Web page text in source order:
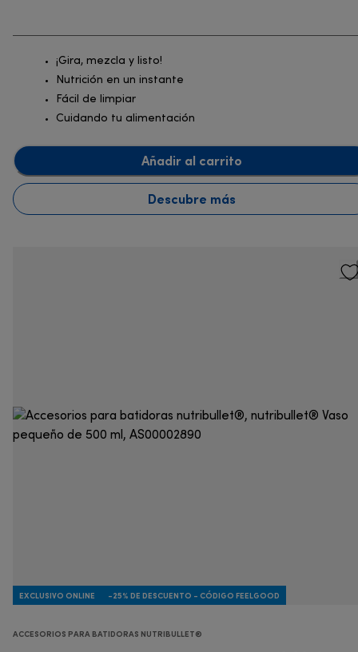
¡Gira, mezcla y listo!
Nutrición en un instante
Fácil de limpiar
Cuidando tu alimentación
Añadir al carrito
Descubre más
EXCLUSIVO ONLINE -25% DE DESCUENTO - CÓDIGO FEELGOOD
ACCESORIOS PARA BATIDORAS NUTRIBULLET®